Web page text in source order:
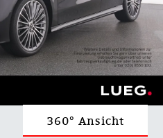
360° Ansicht